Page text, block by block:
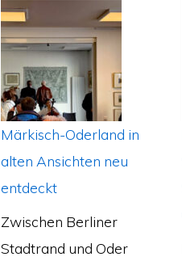
Märkisch-Oderland in
alten Ansichten neu
entdeckt
Zwischen Berliner
Stadtrand und Oder